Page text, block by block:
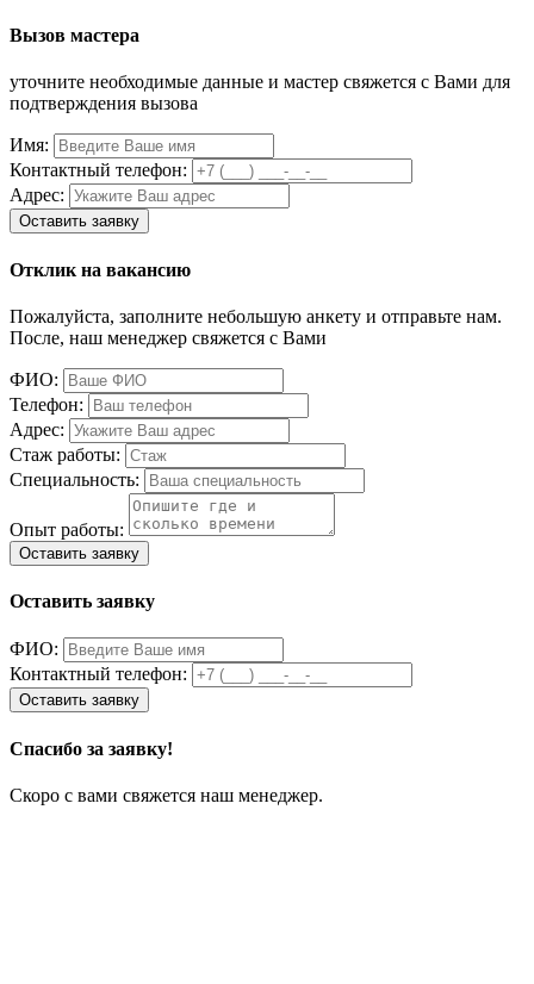
Вызов мастера
уточните необходимые данные и мастер свяжется с Вами для
подтверждения вызова
Имя:
Контактный телефон:
Адрес:
Отклик на вакансию
Пожалуйста, заполните небольшую анкету и отправьте нам.
После, наш менеджер свяжется с Вами
ФИО:
Телефон:
Адрес:
Стаж работы:
Специальность:
Опыт работы:
Оставить заявку
ФИО:
Контактный телефон:
Спасибо за заявку!
Скоро с вами свяжется наш менеджер.